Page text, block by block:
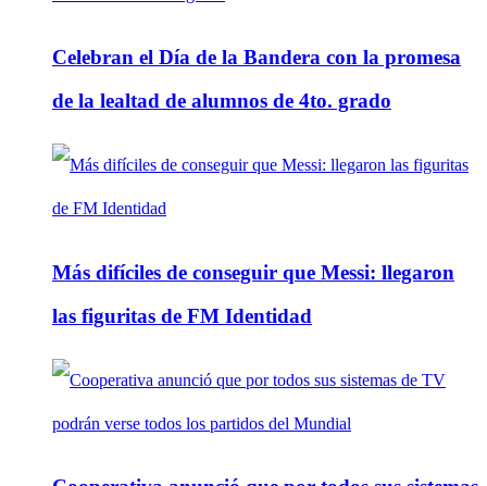
Celebran el Día de la Bandera con la promesa
de la lealtad de alumnos de 4to. grado
Más difíciles de conseguir que Messi: llegaron
las figuritas de FM Identidad